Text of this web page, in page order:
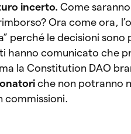
incerto. Come
Ora come ora,
perché le decisioni
hanno comunicato che
la Constitution DAO
che non potranno
commissioni.